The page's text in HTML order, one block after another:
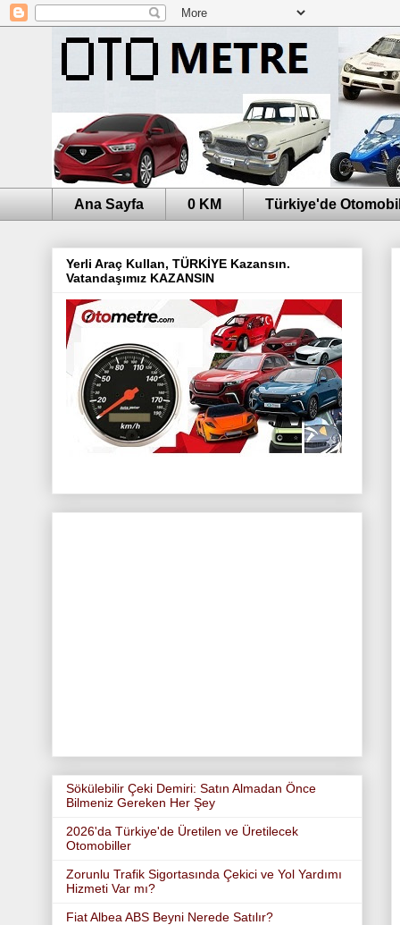
Ana Sayfa 0 KM Türkiye'de
Yerli Araç Kullan, TÜRKİYE Kazansın.
Vatandaşımız KAZANSIN
Sökülebilir Çeki Demiri: Satın Almadan Önce
Bilmeniz Gereken Her Şey
2026'da Türkiye'de Üretilen ve Üretilecek
Otomobiller
Zorunlu Trafik Sigortasında Çekici ve Yol Yardımı
Hizmeti Var mı?
Fiat Albea ABS Beyni Nerede Satılır?